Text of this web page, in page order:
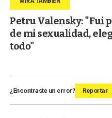
Petru Valensky: "Fui
de mi sexualidad,
todo"
¿Encontraste un error? Reportar